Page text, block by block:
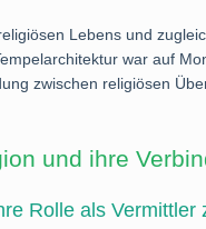
Lebens und
war auf
zwischen religiösen
und ihre
Rolle als